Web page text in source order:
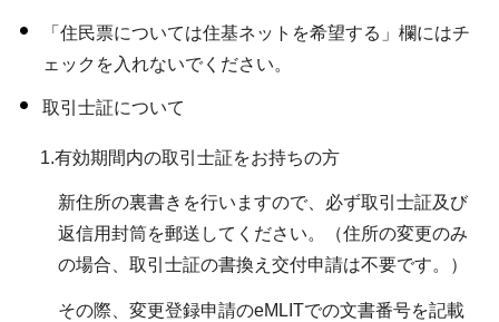
「住民票については住基ネットを希望する」欄にはチ
ェックを入れないでください。
取引士証について
1.有効期間内の取引士証をお持ちの方
新住所の裏書きを行いますので、必ず取引士証及び
返信用封筒を郵送してください。（住所の変更のみ
の場合、取引士証の書換え交付申請は不要です。）
その際、変更登録申請のeMLITでの文書番号を記載